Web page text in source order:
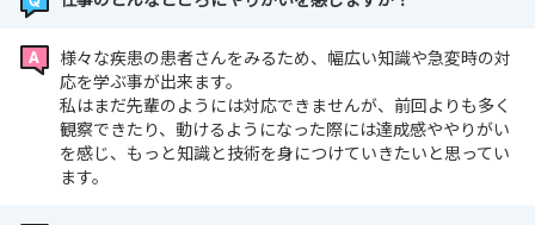
様々な疾患の患者さんをみるため、幅広い知識や急変時の対
応を学ぶ事が出来ます。
私はまだ先輩のようには対応できませんが、前回よりも多く
観察できたり、動けるようになった際には達成感ややりがい
を感じ、もっと知識と技術を身につけていきたいと思ってい
ます。